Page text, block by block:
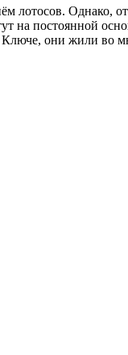
Однако,
на постоянной
они жили во